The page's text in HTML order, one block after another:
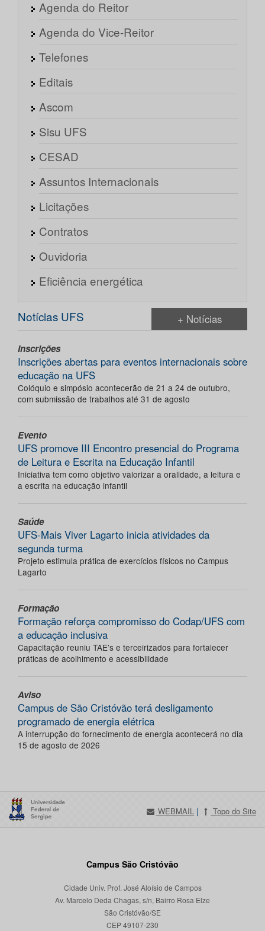
Agenda do Reitor
Agenda do Vice-Reitor
Telefones
Editais
Ascom
Sisu UFS
CESAD
Assuntos Internacionais
Licitações
Contratos
Ouvidoria
Eficiência energética
Notícias UFS + Notícias
Inscrições
Inscrições abertas para eventos internacionais sobre
educação na UFS
Colóquio e simpósio acontecerão de 21 a 24 de outubro,
com submissão de trabalhos até 31 de agosto
Evento
UFS promove III Encontro presencial do Programa
de Leitura e Escrita na Educação Infantil
Iniciativa tem como objetivo valorizar a oralidade, a leitura e
a escrita na educação infantil
Saúde
UFS-Mais Viver Lagarto inicia atividades da
segunda turma
Projeto estimula prática de exercícios físicos no Campus
Lagarto
Formação
Formação reforça compromisso do Codap/UFS com
a educação inclusiva
Capacitação reuniu TAE’s e terceirizados para fortalecer
práticas de acolhimento e acessibilidade
Aviso
Campus de São Cristóvão terá desligamento
programado de energia elétrica
A interrupção do fornecimento de energia acontecerá no dia
15 de agosto de 2026
WEBMAIL | Topo do Site
Campus São Cristóvão
Cidade Univ. Prof. José Aloísio de Campos
Av. Marcelo Deda Chagas, s/n, Bairro Rosa Elze
São Cristóvão/SE
CEP 49107-230